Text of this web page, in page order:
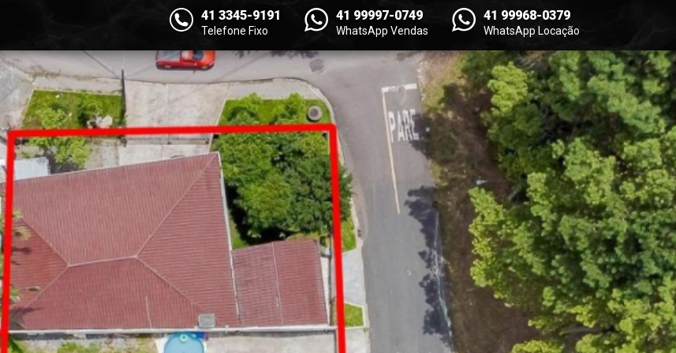
41 3345-9191
Telefone Fixo
41 99997-0749
WhatsApp Vendas
41 99968-0379
WhatsApp Locação